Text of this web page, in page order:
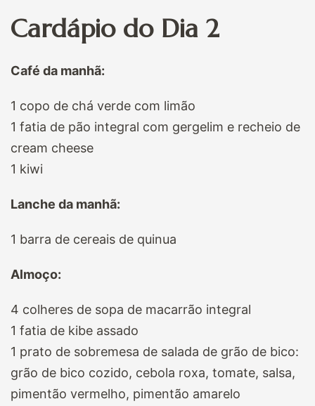
Cardápio do Dia 2
Café da manhã:
1 copo de chá verde com limão
1 fatia de pão integral com gergelim e recheio de
cream cheese
1 kiwi
Lanche da manhã:
1 barra de cereais de quinua
Almoço:
4 colheres de sopa de macarrão integral
1 fatia de kibe assado
1 prato de sobremesa de salada de grão de bico:
grão de bico cozido, cebola roxa, tomate, salsa,
pimentão vermelho, pimentão amarelo